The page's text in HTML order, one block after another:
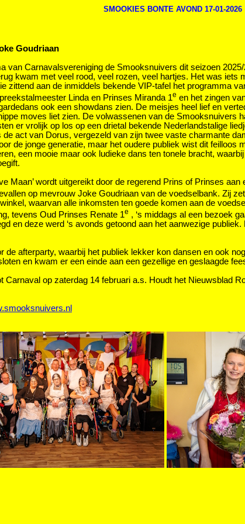
SMOOKIES BONTE AVOND 17-01-2026
Goudriaan
van Carnavalsvereniging de Smooksnuivers dit seizoen
kwam met veel rood, veel rozen, veel hartjes. Het was
zittend aan de inmiddels bekende VIP-tafel het programma
Linda en Prinses Miranda 1e en het zingen
ook een showdans zien. De meisjes heel lief en
moves liet zien. De volwassenen van de Smooksnuivers
er vrolijk op los op een drietal bekende Nederlandstalige
act van Dorus, vergezeld van zijn twee vaste charmante
de jonge generatie, maar het oudere publiek wist dit
een mooie maar ook ludieke dans ten tonele bracht,
Maan’ wordt uitgereikt door de regerend Prins of Prinses
op mevrouw Joke Goudriaan van de voedselbank. Zij
waarvan alle inkomsten ten goede komen aan de
tevens Oud Prinses Renate 1e , ‘s middags al een bezoek
en deze werd ‘s avonds getoond aan het aanwezige
de afterparty, waarbij het publiek lekker kon dansen en ook
en kwam er een einde aan een gezellige en geslaagde
op zaterdag 14 februari a.s. Houdt het Nieuwsblad